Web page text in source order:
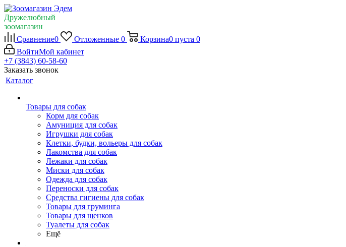
Дружелюбный
зоомагазин
Сравнение0 Отложенные 0 Корзина0 пуста 0
ВойтиМой кабинет
+7 (3843) 60-58-60
Заказать звонок
Каталог
Товары для собак
Корм для собак
Амуниция для собак
Игрушки для собак
Клетки, будки, вольеры для собак
Лакомства для собак
Лежаки для собак
Миски для собак
Одежда для собак
Переноски для собак
Средства гигиены для собак
Товары для груминга
Товары для щенков
Туалеты для собак
Ещё